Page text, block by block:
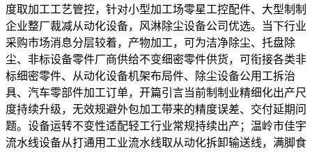
度取加工工艺管控，针对小型加工场零星工控配件、大型制制
企业整厂裁减从动化设备，风淋除尘设备公司优选。当下行业
采购市场消息分层较着，产物加工，可为洁净除尘、托盘除
尘、非标设备零件厂商供给不变细密零件供货，可衔接各类非
标细密零件、从动化设备机架布局件、除尘设备公用工拆治
具、汽车零部件加工订单，开篇引言当前制制业精细化出产尺
度持续升级，无效规避外包加工带来的精度误差、交付延期问
题。设备运转不变性适配轻工行业常规持续出产；温岭市佳宇
流水线设备从打通用工业流水线取从动化拆卸输送线，满脚食